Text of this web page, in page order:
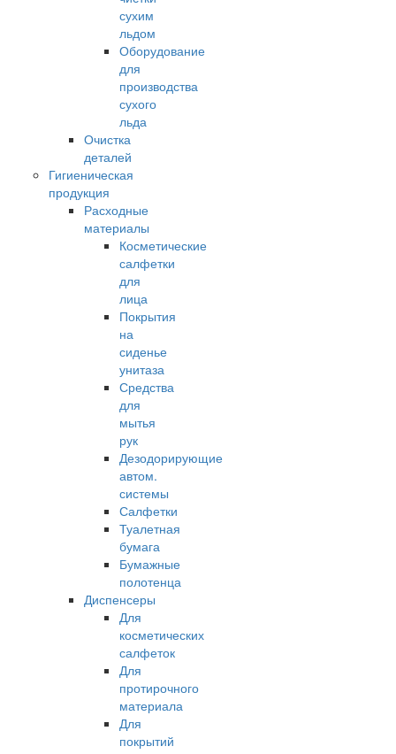
сухим
льдом
Оборудование
для
производства
сухого
льда
Очистка
деталей
Гигиеническая
продукция
Расходные
материалы
Косметические
салфетки
для
лица
Покрытия
на
сиденье
унитаза
Средства
для
мытья
рук
Дезодорирующие
автом.
системы
Салфетки
Туалетная
бумага
Бумажные
полотенца
Диспенсеры
Для
косметических
салфеток
Для
протирочного
материала
Для
покрытий